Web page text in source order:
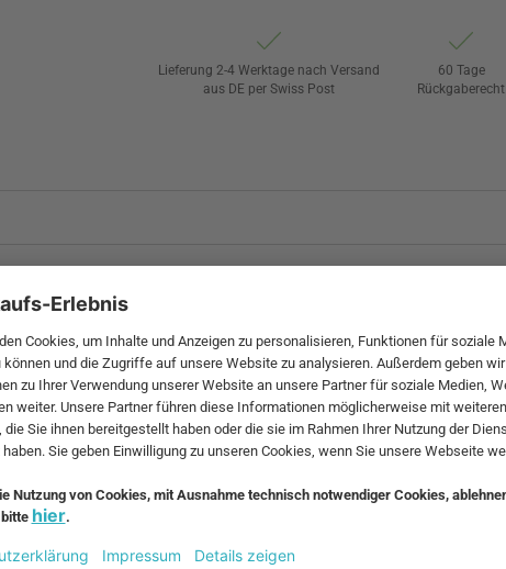
Lieferung 2-4 Werktage nach Versand
aus DE per Swiss Post
60 Tage
Rückgaberecht
und zzgl.